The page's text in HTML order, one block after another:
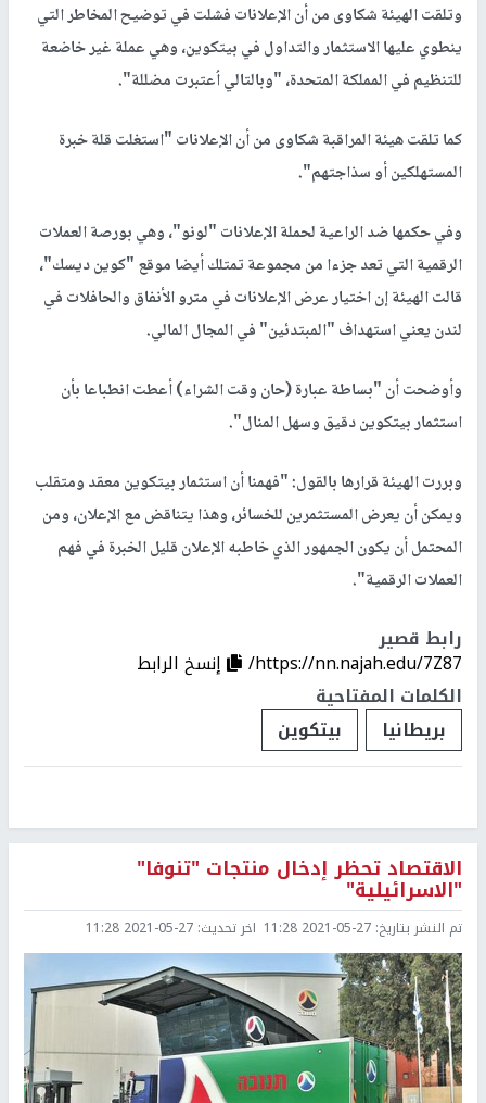
وتلقت الهيئة شكاوى من أن الإعلانات فشلت في توضيح المخاطر التي
ينطوي عليها الاستثمار والتداول في بيتكوين، وهي عملة غير خاضعة
للتنظيم في المملكة المتحدة، "وبالتالي اُعتبرت مضللة".
كما تلقت هيئة المراقبة شكاوى من أن الإعلانات "استغلت قلة خبرة
المستهلكين أو سذاجتهم".
وفي حكمها ضد الراعية لحملة الإعلانات "لونو"، وهي بورصة العملات
الرقمية التي تعد جزءا من مجموعة تمتلك أيضا موقع "كوين ديسك"،
قالت الهيئة إن اختيار عرض الإعلانات في مترو الأنفاق والحافلات في
لندن يعني استهداف "المبتدئين" في المجال المالي.
وأوضحت أن "بساطة عبارة (حان وقت الشراء) أعطت انطباعا بأن
استثمار بيتكوين دقيق وسهل المنال".
وبررت الهيئة قرارها بالقول: "فهمنا أن استثمار بيتكوين معقد ومتقلب
ويمكن أن يعرض المستثمرين للخسائر، وهذا يتناقض مع الإعلان، ومن
المحتمل أن يكون الجمهور الذي خاطبه الإعلان قليل الخبرة في فهم
العملات الرقمية".
رابط قصير
https://nn.najah.edu/7Z87/
إنسخ الرابط
الكلمات المفتاحية
بريطانيا
بيتكوين
الاقتصاد تحظر إدخال منتجات "تنوفا"
"الاسرائيلية"
تم النشر بتاريخ: 2021-05-27 11:28 اخر تحديث: 2021-05-27 11:28